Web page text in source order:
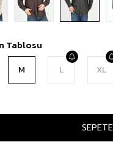
Tablosu
M L XL